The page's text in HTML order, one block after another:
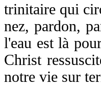
trinitaire qui
nez, pardon,
l'eau est là
Christ
notre vie sur